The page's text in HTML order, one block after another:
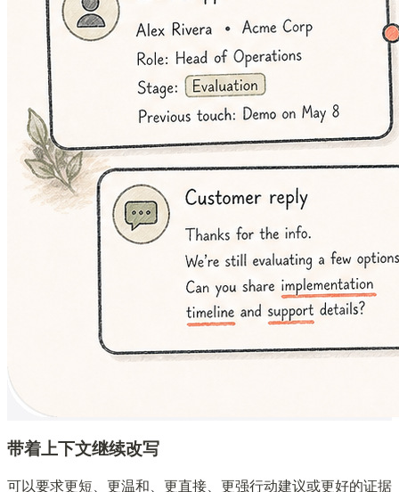
带着上下文继续改写
可以要求更短、更温和、更直接、更强行动建议或更好的证据